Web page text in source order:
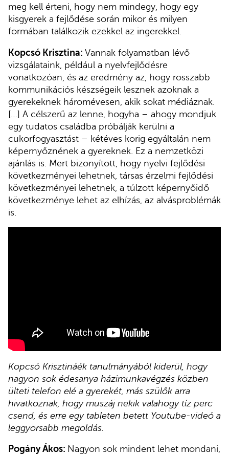
meg kell érteni, hogy nem mindegy, hogy egy
kisgyerek a fejlődése során mikor és milyen
formában találkozik ezekkel az ingerekkel.
Kopcsó Krisztina: Vannak folyamatban lévő
vizsgálataink, például a nyelvfejlődésre
vonatkozóan, és az eredmény az, hogy rosszabb
kommunikációs készségeik lesznek azoknak a
gyerekeknek háromévesen, akik sokat médiáznak.
[…] A célszerű az lenne, hogyha – ahogy mondjuk
egy tudatos családba próbálják kerülni a
cukorfogyasztást – kétéves korig egyáltalán nem
képernyőznének a gyereknek. Ez a nemzetközi
ajánlás is. Mert bizonyított, hogy nyelvi fejlődési
következményei lehetnek, társas érzelmi fejlődési
következményei lehetnek, a túlzott képernyőidő
következménye lehet az elhízás, az alvásproblémák
is.
Kopcsó Krisztináék tanulmányából kiderül, hogy
nagyon sok édesanya házimunkavégzés közben
ülteti telefon elé a gyerekét, más szülők arra
hivatkoznak, hogy muszáj nekik valahogy tíz perc
csend, és erre egy tableten betett Youtube-videó a
leggyorsabb megoldás.
Pogány Ákos: Nagyon sok mindent lehet mondani,